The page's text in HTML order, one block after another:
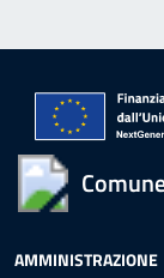
AMMINISTRAZIONE